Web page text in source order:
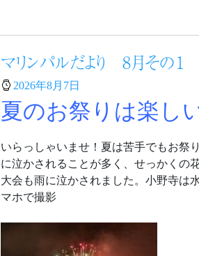
マリンパルだより 8月その１
2026年8月7日
夏のお祭りは楽し
いらっしゃいませ！夏は苦手でもお祭
に泣かされることが多く、せっかくの
大会も雨に泣かされました。小野寺は
マホで撮影